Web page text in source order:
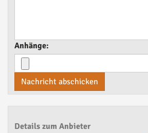
Anhänge:
Nachricht abschicken
Details zum Anbieter